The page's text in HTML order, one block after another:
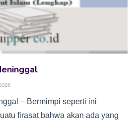
– Bermimpi seperti ini
firasat bahwa akan ada yang